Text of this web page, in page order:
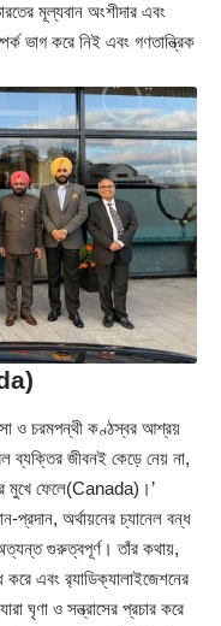
মূল্যবান অংশীদার এবং
ভাগ করে নিই এবং গণতান্ত্রিক
ও চরমপন্থী কণ্ঠস্বর আশ্রয়
ব্যক্তির জীবনই কেড়ে নেয় না,
মুখে ফেলে(Canada)।’
প্রদান, অর্থায়নের চ্যানেল বন্ধ
গুরুত্বপূর্ণ। তাঁর কথায়,
এবং র‌্যাডিক্যালাইজেশনের
ঘৃণা ও সন্ত্রাসের প্রচার করে